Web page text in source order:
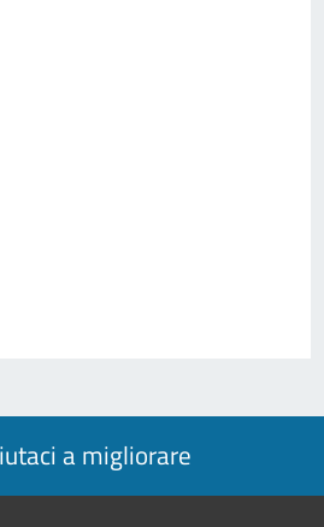
a migliorare